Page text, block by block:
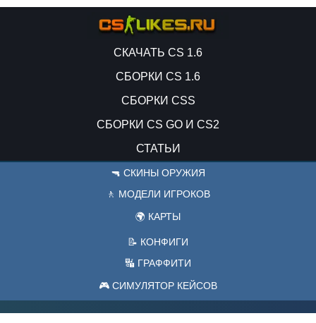
СКАЧАТЬ CS 1.6
СБОРКИ CS 1.6
СБОРКИ CSS
СБОРКИ CS GO И CS2
СТАТЬИ
🔫 СКИНЫ ОРУЖИЯ
🚶 МОДЕЛИ ИГРОКОВ
🌍 КАРТЫ
📝 КОНФИГИ
🔣 ГРАФФИТИ
🎮 СИМУЛЯТОР КЕЙСОВ